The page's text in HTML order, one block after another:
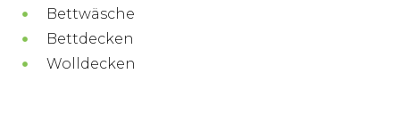
Bettwäsche
Bettdecken
Wolldecken